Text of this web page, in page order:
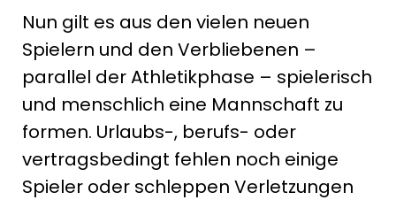
Nun gilt es aus den vielen neuen
Spielern und den Verbliebenen –
parallel der Athletikphase – spielerisch
und menschlich eine Mannschaft zu
formen. Urlaubs-, berufs- oder
vertragsbedingt fehlen noch einige
Spieler oder schleppen Verletzungen